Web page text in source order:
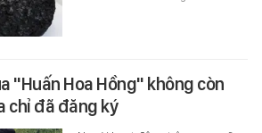
"Huấn Hoa Hồng" không còn
chỉ đã đăng ký